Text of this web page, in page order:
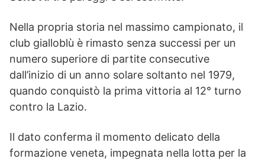
Nella propria storia nel massimo campionato, il
club gialloblù è rimasto senza successi per un
numero superiore di partite consecutive
dall’inizio di un anno solare soltanto nel 1979,
quando conquistò la prima vittoria al 12° turno
contro la Lazio.
Il dato conferma il momento delicato della
formazione veneta, impegnata nella lotta per la